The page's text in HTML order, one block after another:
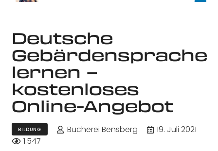
Deutsche
Gebärdensprache
lernen –
kostenloses
Online-Angebot
BILDUNG Bücherei Bensberg
19. Juli 2021
1.547